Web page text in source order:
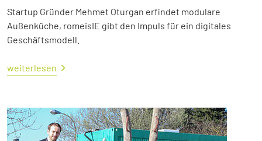
Startup Gründer Mehmet Oturgan erfindet modulare
Außenküche, romeisIE gibt den Impuls für ein digitales
Geschäftsmodell.
weiterlesen